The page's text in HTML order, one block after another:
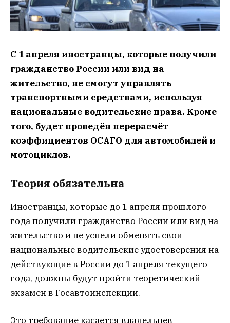
С 1 апреля иностранцы, которые получили
гражданство России или вид на
жительство, не смогут управлять
транспортными средствами, используя
национальные водительские права. Кроме
того, будет проведён перерасчёт
коэффициентов ОСАГО для автомобилей и
мотоциклов.
Теория обязательна
Иностранцы, которые до 1 апреля прошлого
года получили гражданство России или вид на
жительство и не успели обменять свои
национальные водительские удостоверения на
действующие в России до 1 апреля текущего
года, должны будут пройти теоретический
экзамен в Госавтоинспекции.
Это требование касается владельцев